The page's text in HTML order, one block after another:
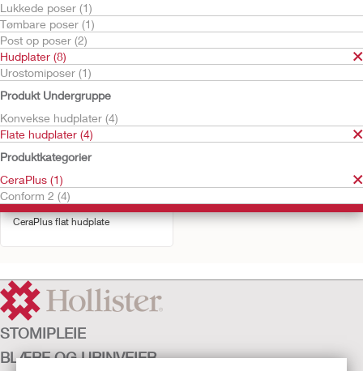
Lukkede poser (1)
Tømbare poser (1)
Post op poser (2)
Hudplater (8)
Urostomiposer (1)
Produkt Undergruppe
Konvekse hudplater (4)
Flate hudplater (4)
Produktkategorier
CeraPlus (1)
Conform 2 (4)
CeraPlus flat hudplate –
med tapekant
CeraPlus flat hudplate
STOMIPLEIE
BLÆRE OG URINVEIER